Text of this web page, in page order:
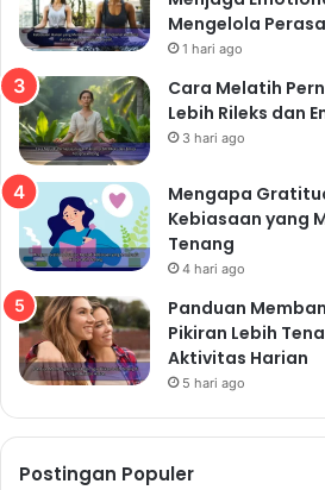
Mengelola
1 hari ago
Cara Melatih
Lebih Rileks dan
3 hari ago
Mengapa
Kebiasaan yang
Tenang
4 hari ago
Panduan
Pikiran Lebih
Aktivitas Harian
5 hari ago
Postingan Populer